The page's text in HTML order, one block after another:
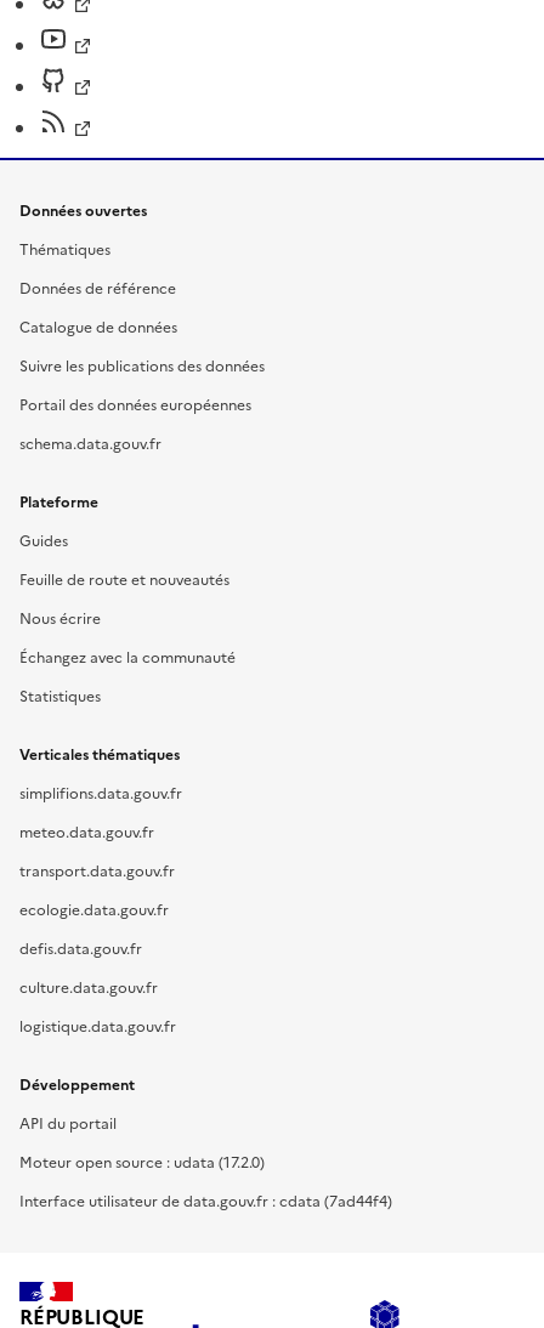
Données ouvertes
Thématiques
Données de référence
Catalogue de données
Suivre les publications des données
Portail des données européennes
schema.data.gouv.fr
Plateforme
Guides
Feuille de route et nouveautés
Nous écrire
Échangez avec la communauté
Statistiques
Verticales thématiques
simplifions.data.gouv.fr
meteo.data.gouv.fr
transport.data.gouv.fr
ecologie.data.gouv.fr
defis.data.gouv.fr
culture.data.gouv.fr
logistique.data.gouv.fr
Développement
API du portail
Moteur open source : udata (17.2.0)
Interface utilisateur de data.gouv.fr : cdata (7ad44f4)
RÉPUBLIQUE